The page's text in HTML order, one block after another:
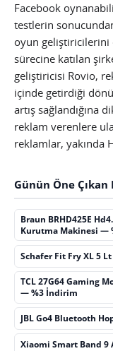
Facebook
testlerin
oyun geliştiricilerini
sürecine katılan
geliştiricisi Rovio,
içinde getirdiği
artış sağlandığına
reklam verenlere
reklamlar, yakında
Günün Öne Çıkan
Braun BRHD425E
Kurutma Makinesi —
Schafer Fit Fry XL 5
TCL 27G64 Gaming
— %3 İndirim
JBL Go4 Bluetooth
Xiaomi Smart Band